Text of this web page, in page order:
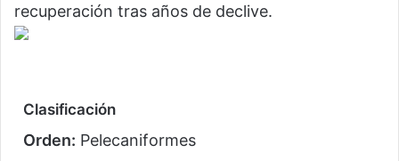
recuperación tras años de declive.
Clasificación
Orden: Pelecaniformes